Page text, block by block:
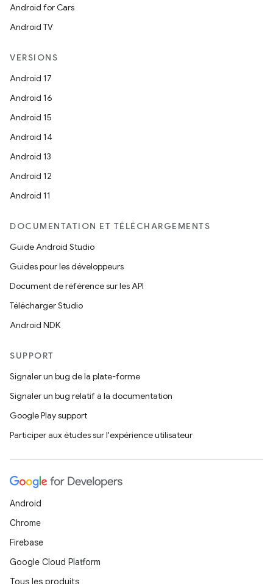
Android for Cars
Android TV
VERSIONS
Android 17
Android 16
Android 15
Android 14
Android 13
Android 12
Android 11
DOCUMENTATION ET TÉLÉCHARGEMENTS
Guide Android Studio
Guides pour les développeurs
Document de référence sur les API
Télécharger Studio
Android NDK
SUPPORT
Signaler un bug de la plate-forme
Signaler un bug relatif à la documentation
Google Play support
Participer aux études sur l'expérience utilisateur
Android
Chrome
Firebase
Google Cloud Platform
Tous les produits